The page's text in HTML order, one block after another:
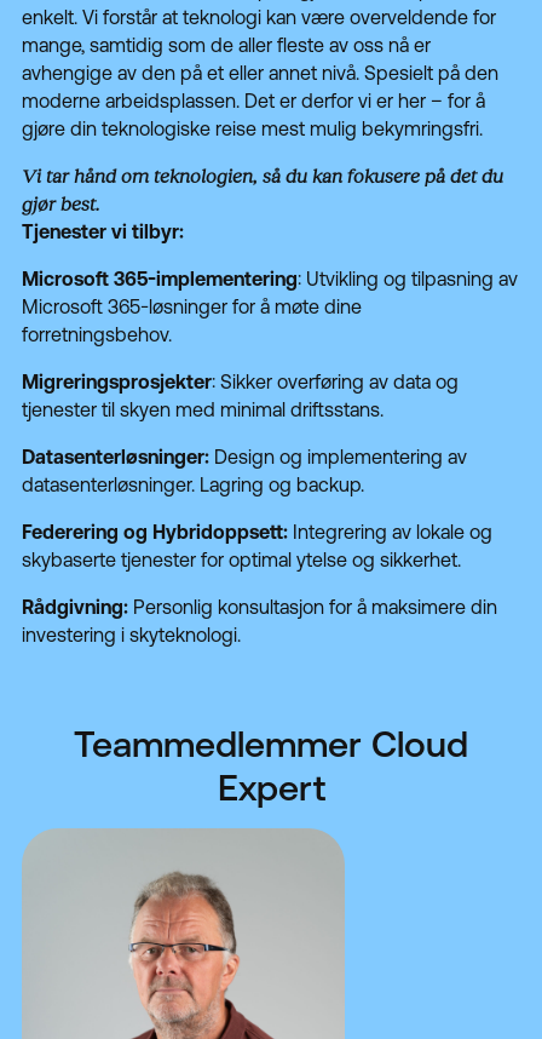
enkelt. Vi forstår at teknologi kan være overveldende for
mange, samtidig som de aller fleste av oss nå er
avhengige av den på et eller annet nivå. Spesielt på den
moderne arbeidsplassen. Det er derfor vi er her – for å
gjøre din teknologiske reise mest mulig bekymringsfri.
Vi tar hånd om teknologien, så du kan fokusere på det du
gjør best.
Tjenester vi tilbyr:
Microsoft 365-implementering: Utvikling og tilpasning av
Microsoft 365-løsninger for å møte dine
forretningsbehov.
Migreringsprosjekter: Sikker overføring av data og
tjenester til skyen med minimal driftsstans.
Datasenterløsninger:Design og implementering av
datasenterløsninger. Lagring og backup.
Federering og Hybridoppsett:Integrering av lokale og
skybaserte tjenester for optimal ytelse og sikkerhet.
Rådgivning:Personlig konsultasjon for å maksimere din
investering i skyteknologi.
Teammedlemmer Cloud
Expert